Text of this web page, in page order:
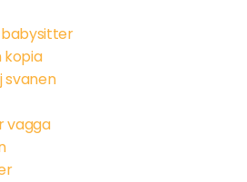
kopia
svanen
vagga